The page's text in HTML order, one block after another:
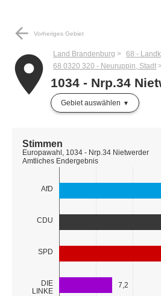
arrow_back Vorheriges Gebiet
placeLand Brandenburg
68 -
68 0320 320 - Neuruppin, Stadt
1034 - Nrp.34
Gebiet auswählen
AfD
CDU
SPD
DIE
LINKE
7,2
Stimmen
Europawahl, 1034 - Nrp.34 Nietwerder
Amtliches Endergebnis